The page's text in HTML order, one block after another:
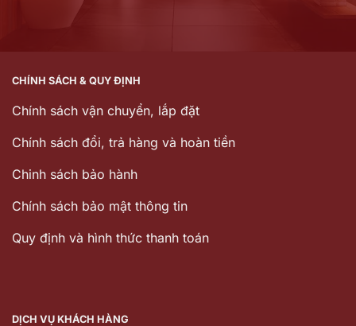
CHÍNH SÁCH & QUY ĐỊNH
Chính sách vận chuyển, lắp đặt
Chính sách đổi, trả hàng và hoàn tiền
Chinh sách bảo hành
Chính sách bảo mật thông tin
Quy định và hình thức thanh toán
DỊCH VỤ KHÁCH HÀNG